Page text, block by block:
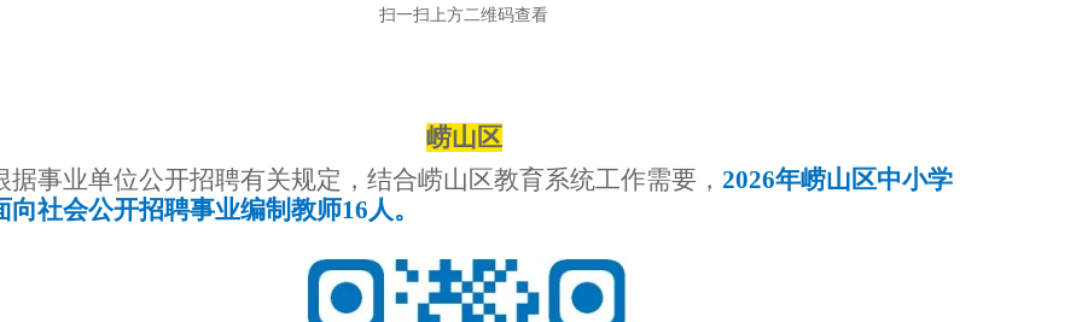
扫一扫上方二维码查看
崂山区
据事业单位公开招聘有关规定，结合崂山区教育系统工作需要，2026年崂山区中小学
向社会公开招聘事业编制教师16人。